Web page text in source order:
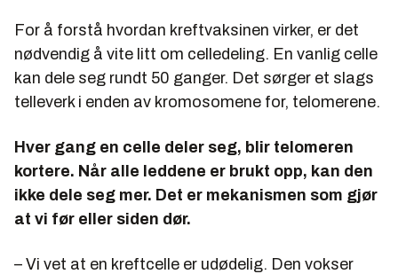
For å forstå hvordan kreftvaksinen virker, er det
nødvendig å vite litt om celledeling. En vanlig celle
kan dele seg rundt 50 ganger. Det sørger et slags
telleverk i enden av kromosomene for, telomerene.
Hver gang en celle deler seg, blir telomeren
kortere. Når alle leddene er brukt opp, kan den
ikke dele seg mer. Det er mekanismen som gjør
at vi før eller siden dør.
– Vi vet at en kreftcelle er udødelig. Den vokser